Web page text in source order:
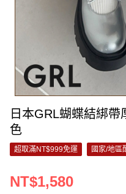
日本GRL蝴蝶結綁
色
超取滿NT$999免運 國家/地區
NT$1,580